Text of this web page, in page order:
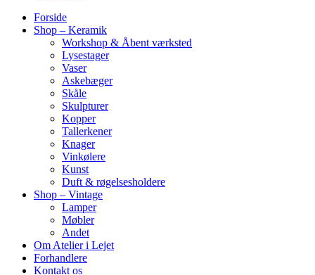
Forside
Shop – Keramik
Workshop & Åbent værksted
Lysestager
Vaser
Askebæger
Skåle
Skulpturer
Kopper
Tallerkener
Knager
Vinkølere
Kunst
Duft & røgelsesholdere
Shop – Vintage
Lamper
Møbler
Andet
Om Atelier i Lejet
Forhandlere
Kontakt os